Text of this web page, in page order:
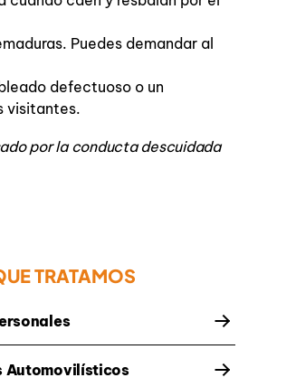
Puedes demandar al
defectuoso o un
visitantes.
por la conducta descuidada
TRATAMOS
Automovilísticos